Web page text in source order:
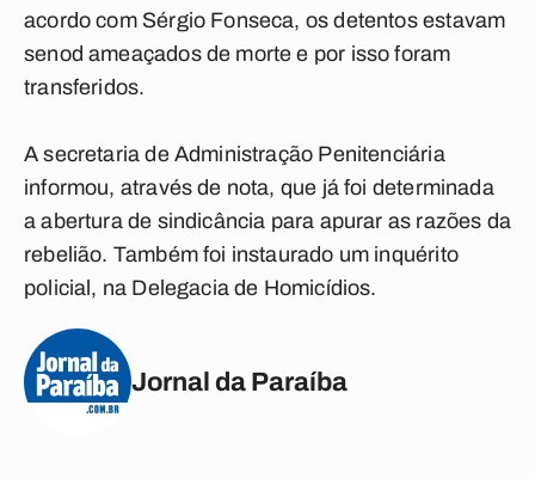
acordo com Sérgio Fonseca, os detentos estavam
senod ameaçados de morte e por isso foram
transferidos.
A secretaria de Administração Penitenciária
informou, através de nota, que já foi determinada
a abertura de sindicância para apurar as razões da
rebelião. Também foi instaurado um inquérito
policial, na Delegacia de Homicídios.
Jornal da Paraíba